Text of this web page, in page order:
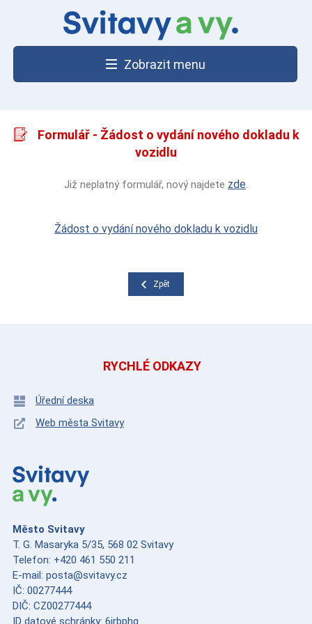
Zobrazit menu
Formulář - Žádost o vydání nového dokladu k
vozidlu
Již neplatný formulář, nový najdete zde.
Žádost o vydání nového dokladu k vozidlu
Zpět
RYCHLÉ ODKAZY
Úřední deska
Web města Svitavy
Město Svitavy
T. G. Masaryka 5/35, 568 02 Svitavy
Telefon: +420 461 550 211
E-mail: posta@svitavy.cz
IČ: 00277444
DIČ: CZ00277444
ID datové schránky: 6jrbphg